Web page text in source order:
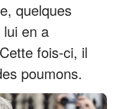
quelques
en a
fois-ci, il
poumons.